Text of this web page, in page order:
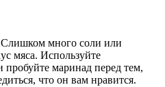
много соли или
мяса. Используйте
маринад перед тем,
что он вам нравится.